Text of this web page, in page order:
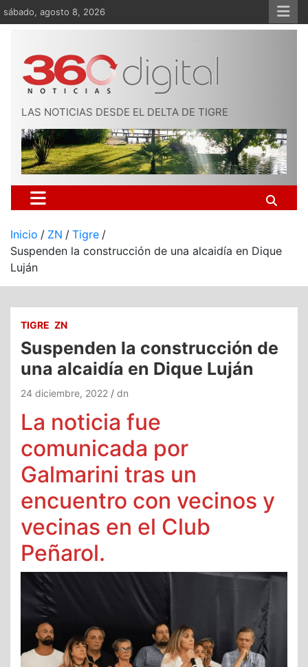
Saltar
al
sábado, agosto 8, 2026
LAS NOTICIAS DESDE EL DELTA DE TIGRE
Inicio ZN
Tigre
Suspenden la construcción de una alcaidía en Dique
Luján
TIGRE ZN
Suspenden la construcción de
una alcaidía en Dique Luján
24 diciembre, 2022 dn
La noticia fue
comunicada por
Galmarini tras un
encuentro con vecinos y
vecinas en el Club
Peñarol.